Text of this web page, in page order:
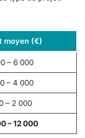
moyen (€)
– 6 000
– 4 000
– 2 000
– 12 000